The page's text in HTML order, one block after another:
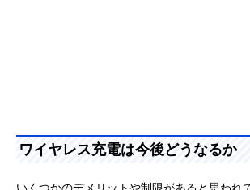
ワイヤレス充電は今後どうなるか
いくつかのデメリットや制限があると思われ